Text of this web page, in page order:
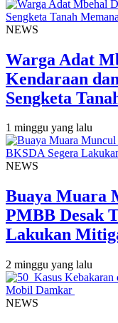
NEWS
Warga Adat
Kendaraan
Sengketa
1 minggu yang lalu
NEWS
Buaya Muara
PMBB Desak
Lakukan
2 minggu yang lalu
NEWS